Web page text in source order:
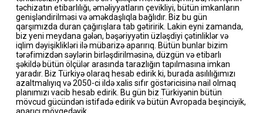
təchizatın etibarlılığı, əməliyyatların çevikliyi, bütün imkanların
genişləndirilməsi və əməkdaşlıqla bağlıdır. Biz bu gün
qarşımızda duran çağırışlara tab gətiririk. Lakin eyni zamanda,
biz yeni meydana gələn, bəşəriyyətin üzləşdiyi çətinliklər və
iqlim dəyişiklikləri ilə mübarizə aparırıq. Bütün bunlar bizim
tərəfimizdən səylərin birləşdirilməsinə, düzgün və etibarlı
şəkildə bütün ölçülər arasında tarazlığın tapılmasına imkan
yaradır. Biz Türkiyə olaraq hesab edirik ki, burada asılılığımızı
azaltmalıyıq və 2050-ci ildə xalis sıfır göstəricisinə nail olmaq
planımızı vacib hesab edirik. Bu gün biz Türkiyənin bütün
mövcud gücündən istifadə edirik və bütün Avropada beşinciyik,
aparıcı mövqedəyik.